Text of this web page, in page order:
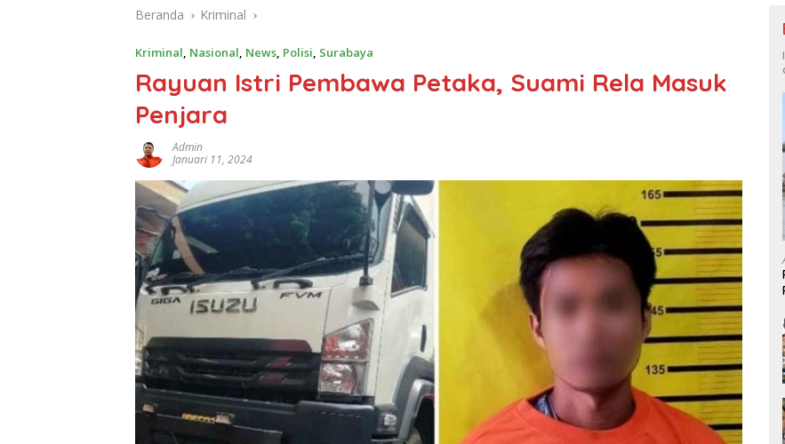
Beranda Kriminal
Kriminal, Nasional, News, Polisi, Surabaya
Rayuan Istri Pembawa Petaka, Suami Rela Masuk
Penjara
Admin
Januari 11, 2024